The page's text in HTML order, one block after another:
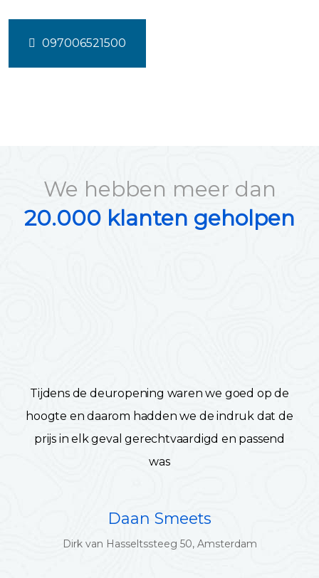
097006521500
We hebben meer dan
20.000 klanten geholpen
Tijdens de deuropening waren we goed op de
hoogte en daarom hadden we de indruk dat de
prijs in elk geval gerechtvaardigd en passend
was
Daan Smeets
Dirk van Hasseltssteeg 50, Amsterdam